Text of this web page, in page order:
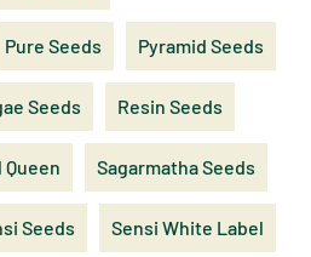
Pure Seeds Pyramid Seeds
Seeds Resin Seeds
Queen Sagarmatha Seeds
Seeds Sensi White Label